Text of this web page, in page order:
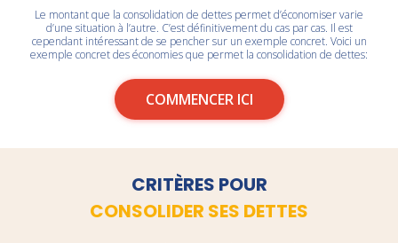
Le montant que la consolidation de dettes permet d’économiser varie
d’une situation à l’autre. C’est définitivement du cas par cas. Il est
cependant intéressant de se pencher sur un exemple concret. Voici un
exemple concret des économies que permet la consolidation de dettes:
COMMENCER ICI
CRITÈRES POUR
CONSOLIDER SES DETTES